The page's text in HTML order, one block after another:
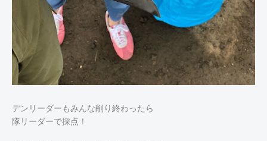
デンリーダーもみんな削り終わったら
隊リーダーで採点！